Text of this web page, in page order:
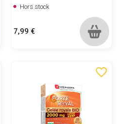
Hors stock
Prix
7,99 €
favorite_border